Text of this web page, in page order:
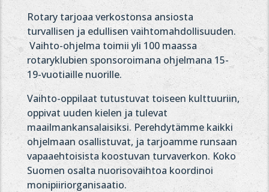
Rotary tarjoaa verkostonsa ansiosta
turvallisen ja edullisen vaihtomahdollisuuden.
Vaihto-ohjelma toimii yli 100 maassa
rotaryklubien sponsoroimana ohjelmana 15-
19-vuotiaille nuorille.
Vaihto-oppilaat tutustuvat toiseen kulttuuriin,
oppivat uuden kielen ja tulevat
maailmankansalaisiksi. Perehdytämme kaikki
ohjelmaan osallistuvat, ja tarjoamme runsaan
vapaaehtoisista koostuvan turvaverkon. Koko
Suomen osalta nuorisovaihtoa koordinoi
monipiiriorganisaatio.